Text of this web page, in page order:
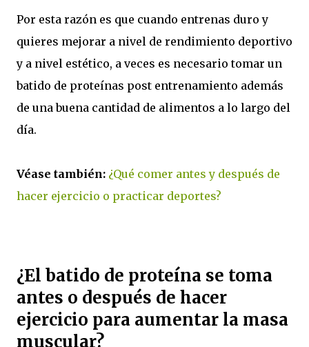
Por esta razón es que cuando entrenas duro y
quieres mejorar a nivel de rendimiento deportivo
y a nivel estético, a veces es necesario tomar un
batido de proteínas post entrenamiento además
de una buena cantidad de alimentos a lo largo del
día.
Véase también: ¿Qué comer antes y después de
hacer ejercicio o practicar deportes?
¿El batido de proteína se toma
antes o después de hacer
ejercicio para aumentar la masa
muscular?